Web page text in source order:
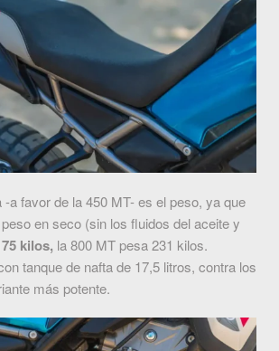
-a favor de la 450 MT- es el peso, ya que
en seco (sin los fluidos del aceite y
kilos, la 800 MT pesa 231 kilos.
tanque de nafta de 17,5 litros, contra los
más potente.